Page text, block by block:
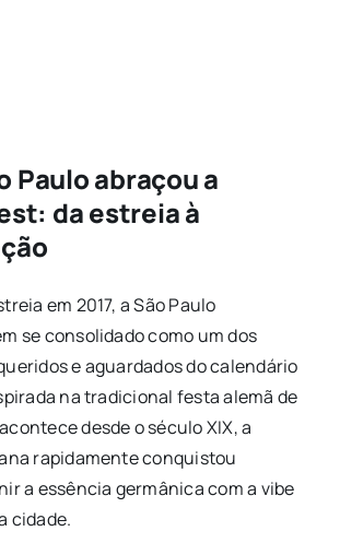
Paulo abraçou a
da estreia à
em 2017, a São Paulo
se consolidado como um dos
e aguardados do calendário
na tradicional festa alemã de
desde o século XIX, a
rapidamente conquistou
a essência germânica com a vibe
cidade.